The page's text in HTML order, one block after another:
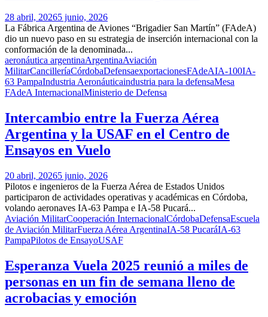
28 abril, 20265 junio, 2026
La Fábrica Argentina de Aviones “Brigadier San Martín” (FAdeA)
dio un nuevo paso en su estrategia de inserción internacional con la
conformación de la denominada...
aeronáutica argentinaArgentinaAviación
MilitarCancilleríaCórdobaDefensaexportacionesFAdeAIA-100IA-
63 PampaIndustria Aeronáuticaindustria para la defensaMesa
FAdeA InternacionalMinisterio de Defensa
Intercambio entre la Fuerza Aérea
Argentina y la USAF en el Centro de
Ensayos en Vuelo
20 abril, 20265 junio, 2026
Pilotos e ingenieros de la Fuerza Aérea de Estados Unidos
participaron de actividades operativas y académicas en Córdoba,
volando aeronaves IA-63 Pampa e IA-58 Pucará...
Aviación MilitarCooperación InternacionalCórdobaDefensaEscuela
de Aviación MilitarFuerza Aérea ArgentinaIA-58 PucaráIA-63
PampaPilotos de EnsayoUSAF
Esperanza Vuela 2025 reunió a miles de
personas en un fin de semana lleno de
acrobacias y emoción